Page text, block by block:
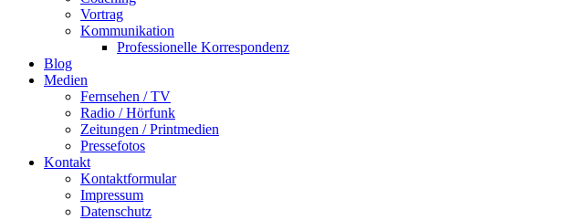
Vortrag
Kommunikation
Professionelle Korrespondenz
Blog
Medien
Fernsehen / TV
Radio / Hörfunk
Zeitungen / Printmedien
Pressefotos
Kontakt
Kontaktformular
Impressum
Datenschutz